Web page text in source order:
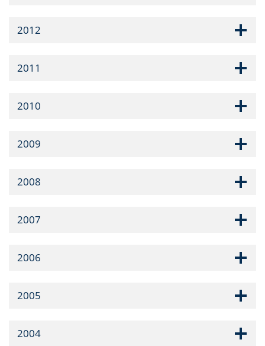
2012
2011
2010
2009
2008
2007
2006
2005
2004